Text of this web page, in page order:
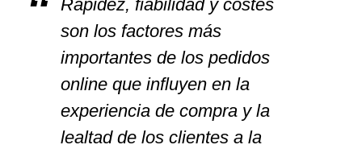
Rapidez, fiabilidad y costes
son los factores más
importantes de los pedidos
online que influyen en la
experiencia de compra y la
lealtad de los clientes a la